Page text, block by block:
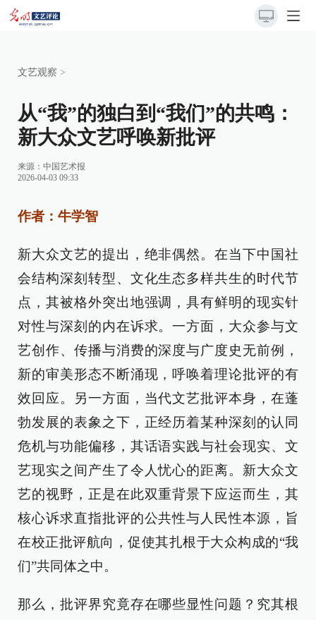
文艺观察 >
从“我”的独白到“我们”的共鸣：
新大众文艺呼唤新批评
来源： 中国艺术报
2026-04-03 09:33
作者：牛学智
新大众文艺的提出，绝非偶然。在当下中国社
会结构深刻转型、文化生态多样共生的时代节
点，其被格外突出地强调，具有鲜明的现实针
对性与深刻的内在诉求。一方面，大众参与文
艺创作、传播与消费的深度与广度史无前例，
新的审美形态不断涌现，呼唤着理论批评的有
效回应。另一方面，当代文艺批评本身，在蓬
勃发展的表象之下，正经历着某种深刻的认同
危机与功能偏移，其话语实践与社会现实、文
艺现实之间产生了令人忧心的距离。新大众文
艺的视野，正是在此双重背景下应运而生，其
核心诉求直指批评的公共性与人民性本源，旨
在校正批评航向，促使其扎根于大众构成的“我
们”共同体之中。
那么，批评界究竟存在哪些显性问题？究其根